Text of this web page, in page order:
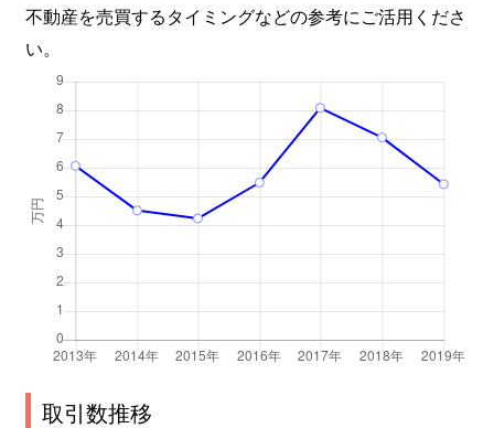
不動産を売買するタイミングなどの参考にご活用くださ
い。
取引数推移